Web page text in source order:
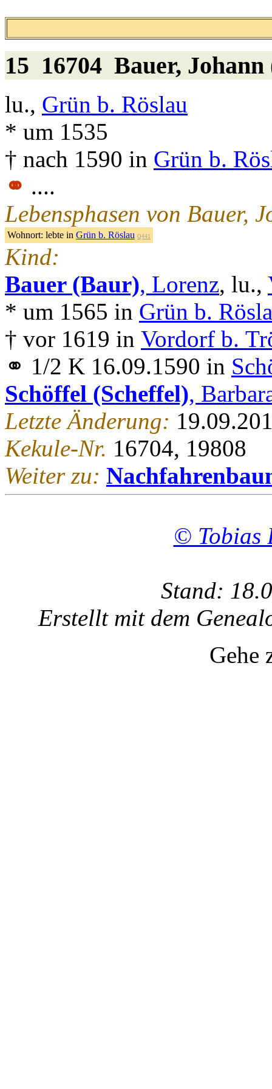
15 16704 Bauer, Johann
lu., Grün b. Röslau
* um 1535
† nach 1590 in Grün b.
⚭ ....
Lebensphasen von Bauer,
Wohnort: lebte in Grün b. Röslau Q441
Kind:
Bauer (Baur), Lorenz, lu.,
* um 1565 in Grün b.
† vor 1619 in Vordorf b.
⚭ 1/2 K 16.09.1590 in
Schöffel (Scheffel),
Letzte Änderung:
Kekule-Nr. 16704, 19808
Weiter zu:
© Tobias
Stand:
Erstellt mit dem
Gehe